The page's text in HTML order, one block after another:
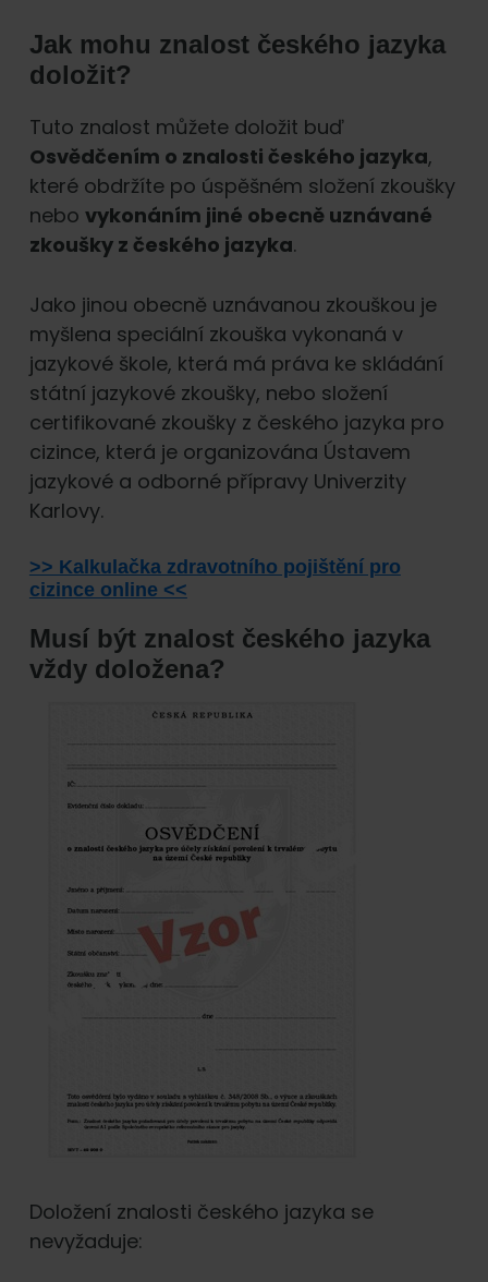
Jak mohu znalost českého jazyka
doložit?
Tuto znalost můžete doložit buď
Osvědčením o znalosti českého jazyka,
které obdržíte po úspěšném složení zkoušky
nebo vykonáním jiné obecně uznávané
zkoušky z českého jazyka.
Jako jinou obecně uznávanou zkouškou je
myšlena speciální zkouška vykonaná v
jazykové škole, která má práva ke skládání
státní jazykové zkoušky, nebo složení
certifikované zkoušky z českého jazyka pro
cizince, která je organizována Ústavem
jazykové a odborné přípravy Univerzity
Karlovy.
>> Kalkulačka zdravotního pojištění pro
cizince online <<
Musí být znalost českého jazyka
vždy doložena?
Doložení znalosti českého jazyka se
nevyžaduje: